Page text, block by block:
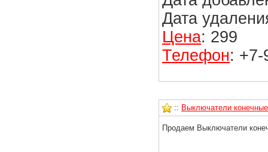
Дата
Цена: 299
Телефон: +7-
:: Выключатели
Продаем Выключатели